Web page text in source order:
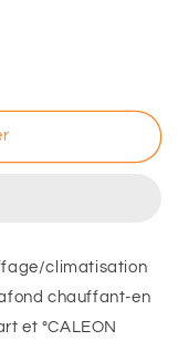
climatisation
chauffant-en
et °CALEON